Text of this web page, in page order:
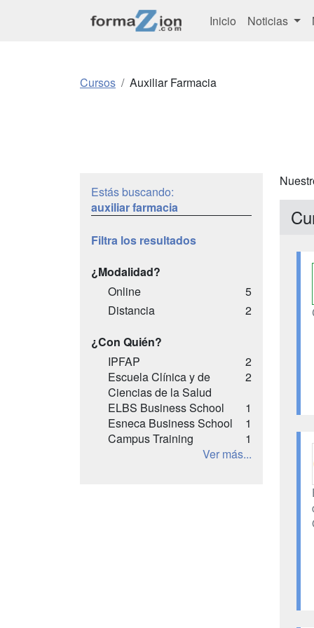
Inicio Noticias
Cursos Auxiliar Farmacia
Estás buscando:
auxiliar farmacia
Filtra los resultados
¿Modalidad?
Online
5
Distancia
2
¿Con Quién?
IPFAP
2
Escuela Clínica y de
Ciencias de la Salud
2
ELBS Business School
1
Esneca Business School
1
Campus Training
1
Ver más...